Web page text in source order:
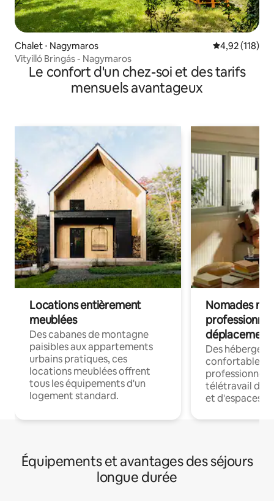
Chalet ⋅ Nagymaros Évaluation
4,92 (118)
Vityilló Bringás - Nagymaros
Le confort d'un chez-soi et des tarifs
mensuels avantageux
Locations entièrement
meublées
Des cabanes de montagne
paisibles aux appartements
urbains pratiques, ces
locations meublées offrent
tous les équipements d'un
logement standard.
Nomades
déplacement
Des
confortables
professionnels
télétravail
et d'espaces
Équipements et avantages des séjours
longue durée